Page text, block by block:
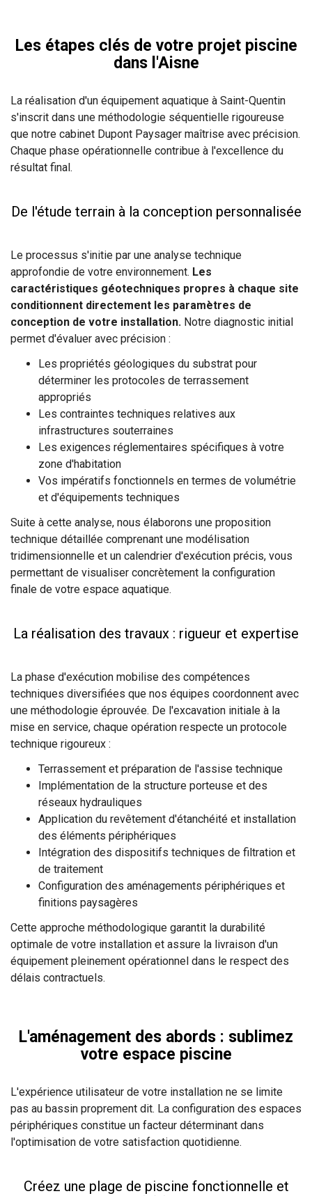
Les étapes clés de votre projet piscine
dans l'Aisne
La réalisation d'un équipement aquatique à Saint-Quentin
s'inscrit dans une méthodologie séquentielle rigoureuse
que notre cabinet Dupont Paysager maîtrise avec précision.
Chaque phase opérationnelle contribue à l'excellence du
résultat final.
De l'étude terrain à la conception personnalisée
Le processus s'initie par une analyse technique
approfondie de votre environnement. Les
caractéristiques géotechniques propres à chaque site
conditionnent directement les paramètres de
conception de votre installation. Notre diagnostic initial
permet d'évaluer avec précision :
Les propriétés géologiques du substrat pour
déterminer les protocoles de terrassement
appropriés
Les contraintes techniques relatives aux
infrastructures souterraines
Les exigences réglementaires spécifiques à votre
zone d'habitation
Vos impératifs fonctionnels en termes de volumétrie
et d'équipements techniques
Suite à cette analyse, nous élaborons une proposition
technique détaillée comprenant une modélisation
tridimensionnelle et un calendrier d'exécution précis, vous
permettant de visualiser concrètement la configuration
finale de votre espace aquatique.
La réalisation des travaux : rigueur et expertise
La phase d'exécution mobilise des compétences
techniques diversifiées que nos équipes coordonnent avec
une méthodologie éprouvée. De l'excavation initiale à la
mise en service, chaque opération respecte un protocole
technique rigoureux :
Terrassement et préparation de l'assise technique
Implémentation de la structure porteuse et des
réseaux hydrauliques
Application du revêtement d'étanchéité et installation
des éléments périphériques
Intégration des dispositifs techniques de filtration et
de traitement
Configuration des aménagements périphériques et
finitions paysagères
Cette approche méthodologique garantit la durabilité
optimale de votre installation et assure la livraison d'un
équipement pleinement opérationnel dans le respect des
délais contractuels.
L'aménagement des abords : sublimez
votre espace piscine
L'expérience utilisateur de votre installation ne se limite
pas au bassin proprement dit. La configuration des espaces
périphériques constitue un facteur déterminant dans
l'optimisation de votre satisfaction quotidienne.
Créez une plage de piscine fonctionnelle et